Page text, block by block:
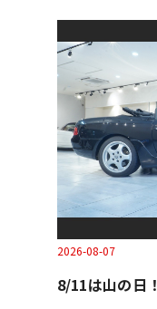
2026-08-07
8/11は山の日！